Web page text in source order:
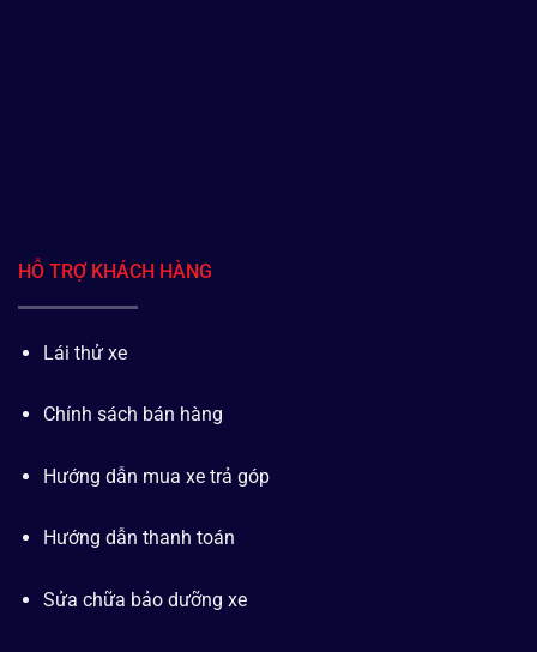
HỖ TRỢ KHÁCH HÀNG
Lái thử xe
Chính sách bán hàng
Hướng dẫn mua xe trả góp
Hướng dẫn thanh toán
Sửa chữa bảo dưỡng xe